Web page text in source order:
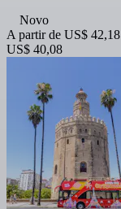
Novo
A partir de US$ 42,18
US$ 40,08